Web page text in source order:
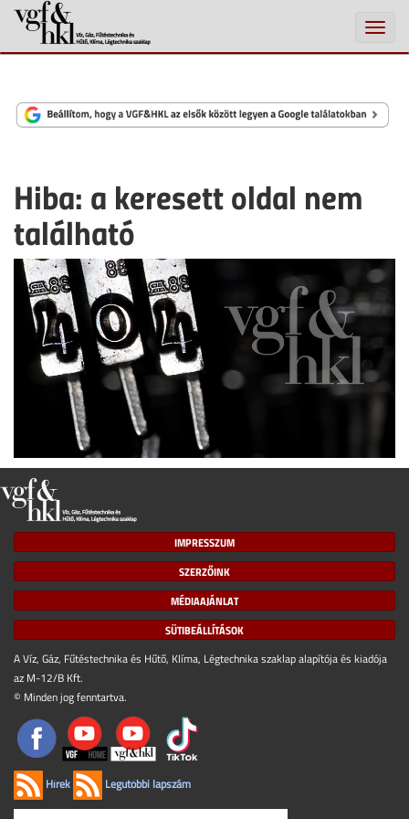
Toggle
Hiba: a keresett oldal nem
található
IMPRESSZUM
SZERZŐINK
MÉDIAAJÁNLAT
SÜTIBEÁLLÍTÁSOK
A Víz, Gáz, Fűtéstechnika és Hűtő, Klíma, Légtechnika szaklap alapítója és kiadója
az M-12/B Kft.
© Minden jog fenntartva.
Hírek Legutóbbi lapszám